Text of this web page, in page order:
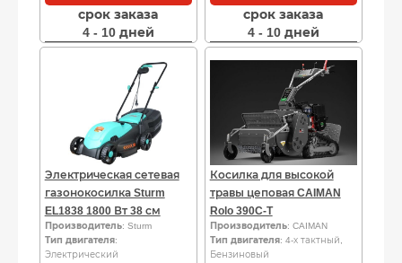
срок заказа
4 - 10 дней
срок заказа
4 - 10 дней
Электрическая сетевая
газонокосилка Sturm
EL1838 1800 Вт 38 см
Производитель: Sturm
Тип двигателя:
Электрический
Косилка для высокой
травы цеповая CAIMAN
Rolo 390C-T
Производитель: CAIMAN
Тип двигателя: 4-х тактный,
Бензиновый